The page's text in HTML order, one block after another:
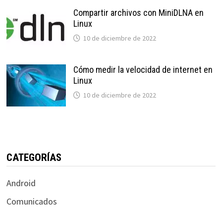
Compartir archivos con MiniDLNA en
Linux
10 de diciembre de 2022
Cómo medir la velocidad de internet en
Linux
10 de diciembre de 2022
CATEGORÍAS
Android
Comunicados